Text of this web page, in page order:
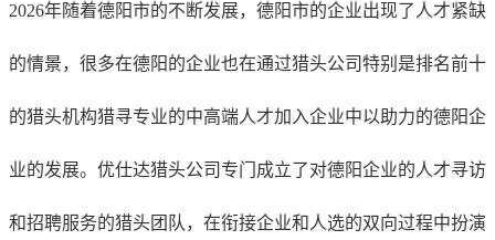
2026年随着德阳市的不断发展，德阳市的企业出现了人才紧缺
的情景，很多在德阳的企业也在通过猎头公司特别是排名前十
的猎头机构猎寻专业的中高端人才加入企业中以助力的德阳企
业的发展。优仕达猎头公司专门成立了对德阳企业的人才寻访
和招聘服务的猎头团队，在衔接企业和人选的双向过程中扮演